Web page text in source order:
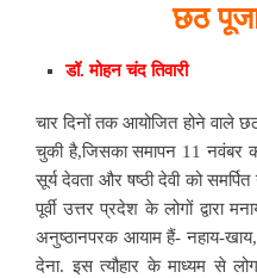
छठ
डॉ. मोहन चंद तिवारी
चार दिनों तक आयोजित होने वाले
चुकी है,जिसका समापन 11 नवंबर
सूर्य देवता और षष्ठी देवी को
पूर्वी उत्तर प्रदेश के लोगों द्वारा
अनुष्ठानपरक आयाम हैं- नहाय-
देना. इस त्यौहार के माध्यम से